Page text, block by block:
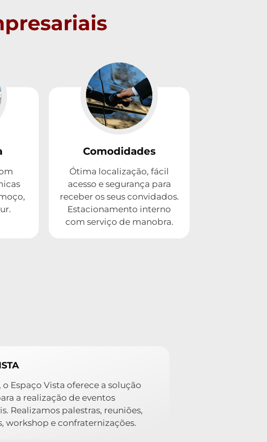
Comodidades
Ótima localização, fácil
acesso e segurança para
receber os seus convidados.
Estacionamento interno
com serviço de manobra.
o Espaço Vista oferece a solução
a realização de eventos
Realizamos palestras, reuniões,
workshop e confraternizações.